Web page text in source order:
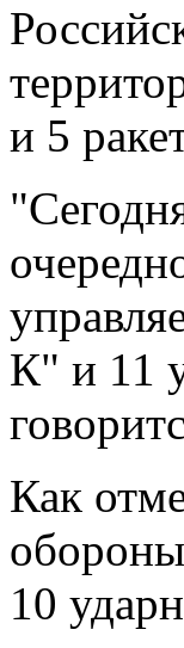
и 5
К" и 11
Как
10